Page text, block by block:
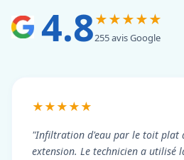
4.8★★★★★
255 avis Google
★★★★★
"Infiltration d'eau par le toit plat
extension. Le technicien a utilisé